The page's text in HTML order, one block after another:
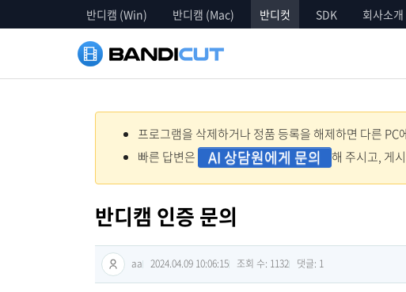
반디캠 (Win) 반디캠 (Mac) 반디컷 SDK 회사소개
프로그램을 삭제하거나 정품 등록을 해제하면 다른
빠른 답변은
AI 상담원에게 문의 해 주시고, 게
반디캠 인증 문의
aa 2024.04.09 10:06:15 조회 수: 1132 댓글: 1